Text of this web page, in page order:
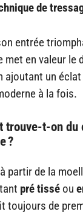
de
entrée
met en valeur le
ajoutant un
à la fois.
trouve-t-on du
?
partir de la
pré tissé ou
toujours de